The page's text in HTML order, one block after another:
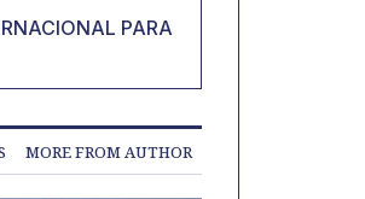
PARA
MORE FROM AUTHOR